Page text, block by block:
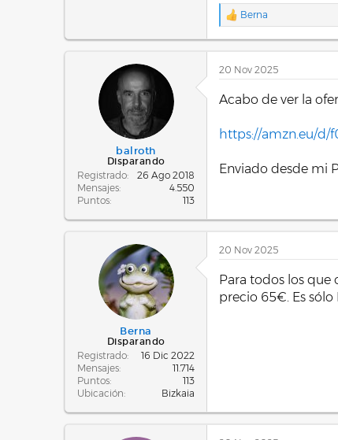
Ajustar la
Corregir otros
La corrección de
defecto, unas
R
a
c
i
o
n
s
Berna
balroth
Disparando
Registrado
26 Ago 2018
Mensajes
4.550
Puntos
113
20 Nov 2025
Acabo de ver la
https://amzn.eu/d/
Enviado desde mi
Berna
Disparando
Registrado
16 Dic 2022
Mensajes
11.714
Puntos
113
Ubicación
Bizkaia
20 Nov 2025
Para todos los que
precio 65€. Es sólo